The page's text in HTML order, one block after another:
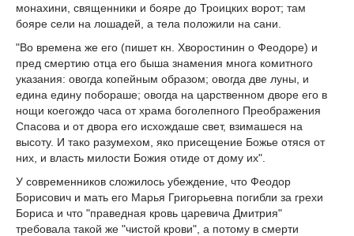
монахини, священники и бояре до Троицких ворот; там
бояре сели на лошадей, а тела положили на сани.
"Во времена же его (пишет кн. Хворостинин о Феодоре) и
пред смертию отца его быша знамения многа комитного
указания: овогда копейным образом; овогда две луны, и
едина едину побораше; овогда на царственном дворе его в
нощи коегождо часа от храма боголепного Преображения
Спасова и от двора его исхождаше свет, взимашеся на
высоту. И тако разумехом, яко присещение Божье отяся от
них, и власть милости Божия отиде от дому их".
У современников сложилось убеждение, что Феодор
Борисович и мать его Марья Григорьевна погибли за грехи
Бориса и что "праведная кровь царевича Дмитрия"
требовала такой же "чистой крови", а потому в смерти